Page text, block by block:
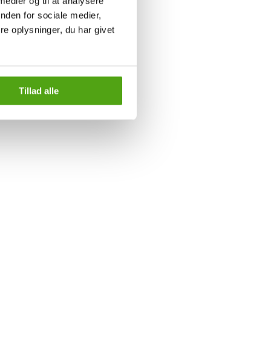
for sociale medier,
oplysninger, du har givet
Tillad alle